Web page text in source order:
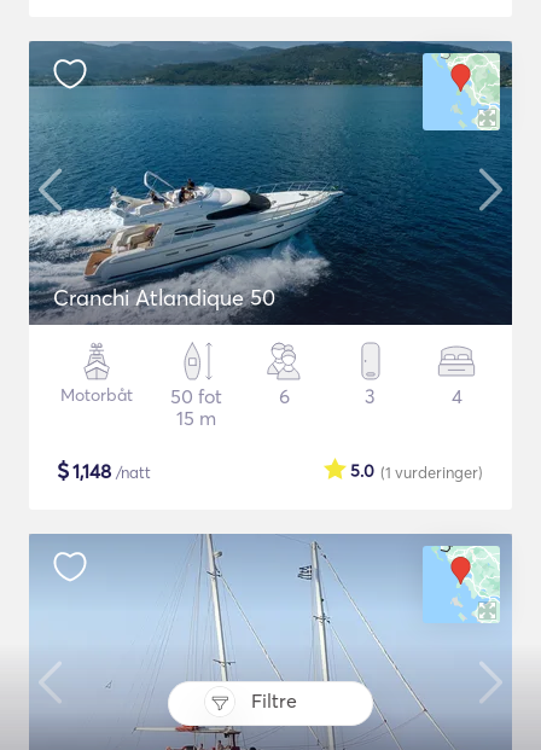
Filtre
Cranchi Atlandique 50
Motorbåt
50 fot
15 m
6 3 4
$1,148 /natt (1 vurderinger)
5.0